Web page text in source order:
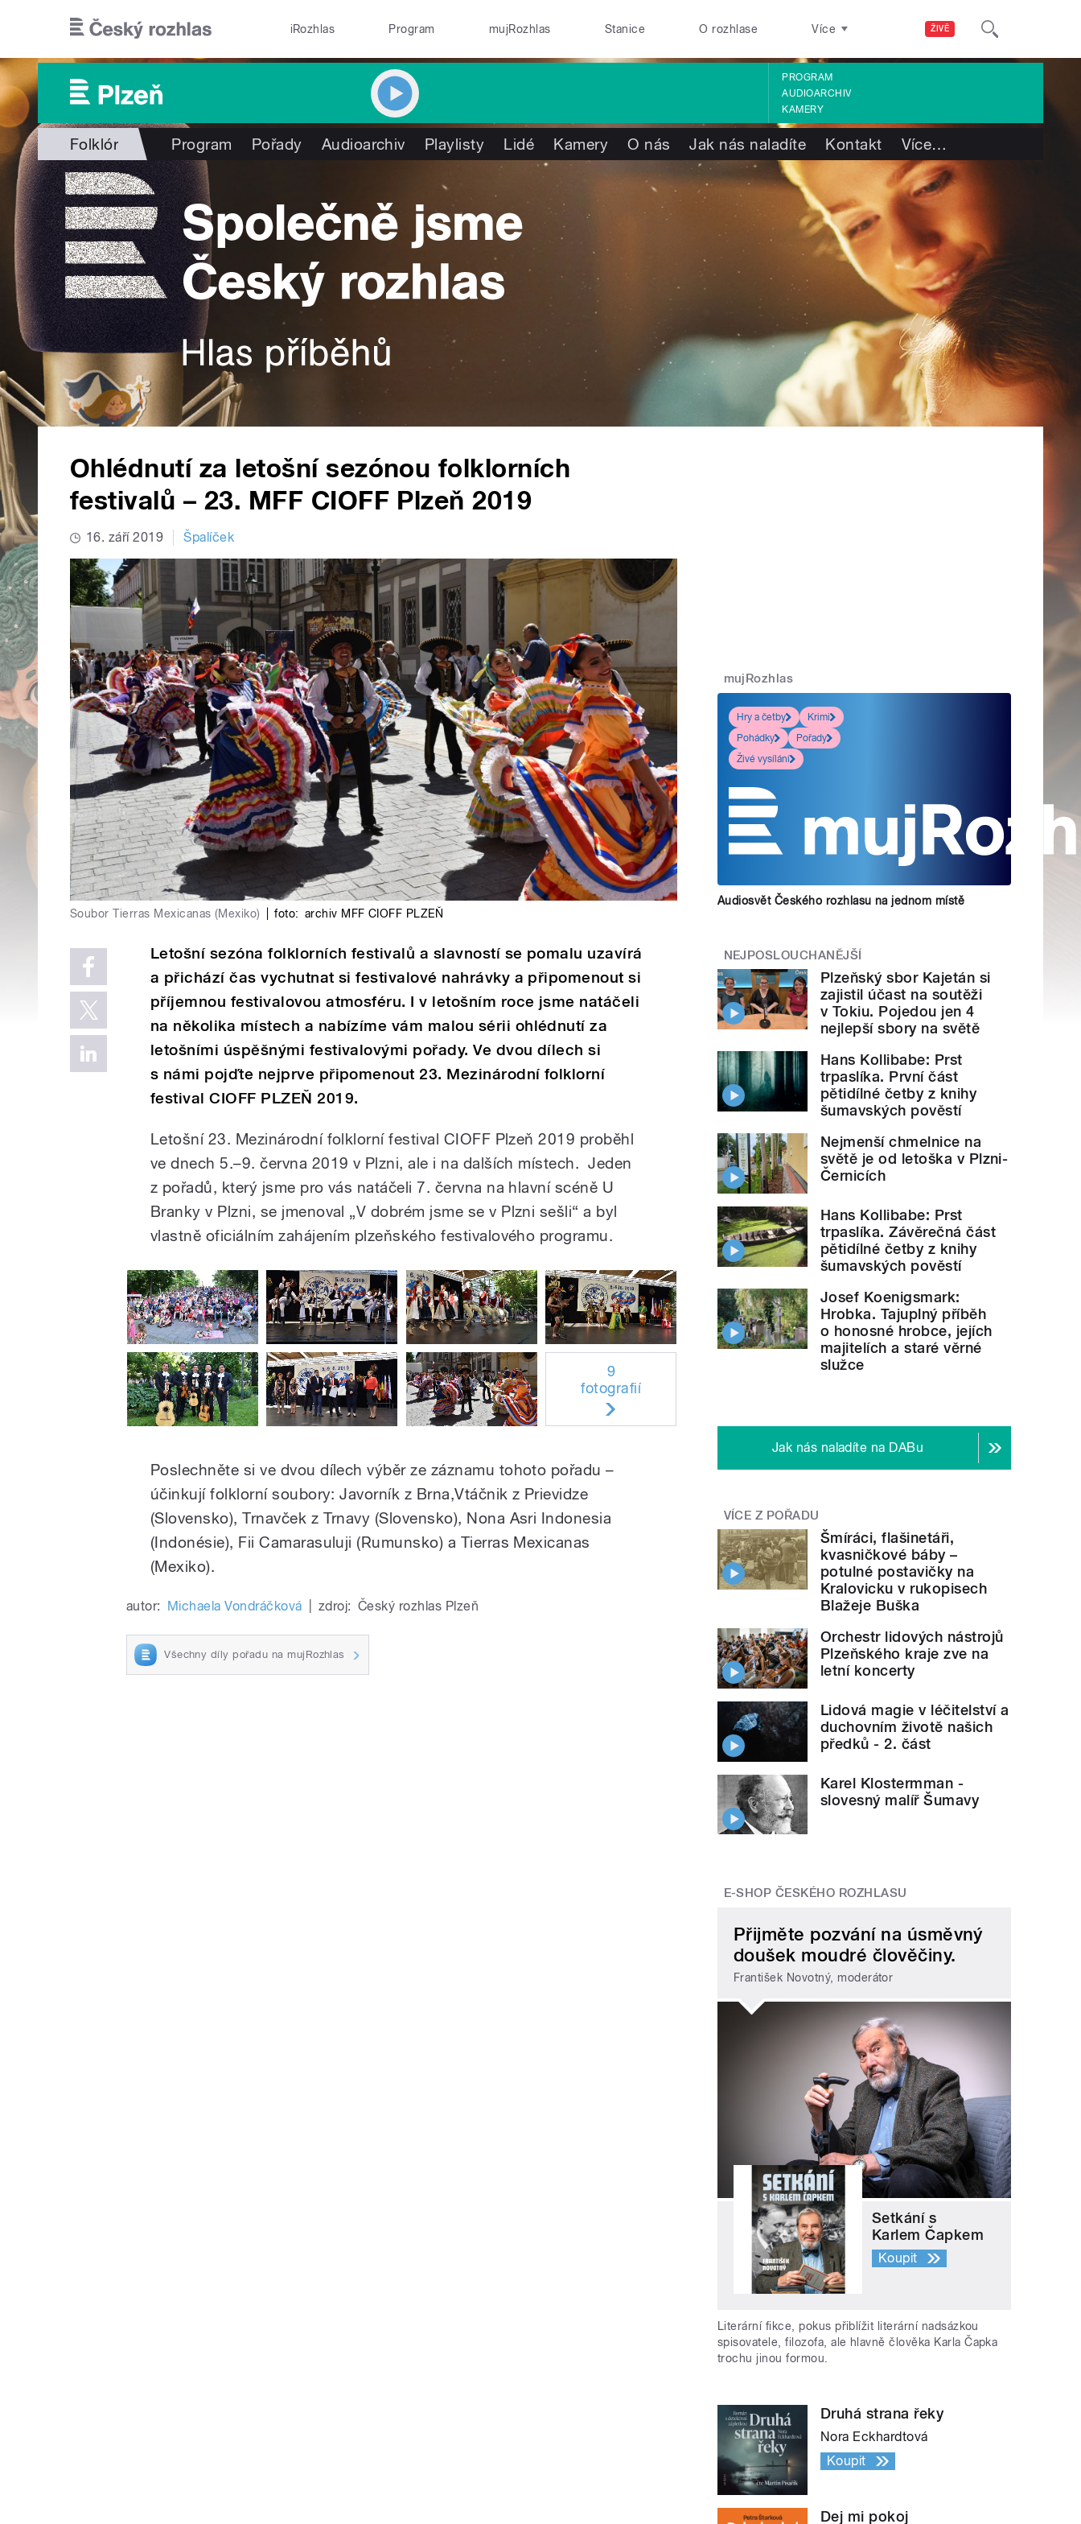
ŽIVĚ
iRozhlas Program mujRozhlas Stanice O rozhlase Více
PROGRAM
AUDIOARCHIV
KAMERY
Folklór Program Pořady Audioarchiv Playlisty Lidé Kamery O nás Jak nás naladíte Kontakt Více…
Ohlédnutí za letošní sezónou folklorních
festivalů – 23. MFF CIOFF Plzeň 2019
16. září 2019 Špalíček
Soubor Tierras Mexicanas (Mexiko) foto: archiv MFF CIOFF PLZEŇ
Letošní sezóna folklorních festivalů a slavností se pomalu uzavírá
a přichází čas vychutnat si festivalové nahrávky a připomenout si
příjemnou festivalovou atmosféru. I v letošním roce jsme natáčeli
na několika místech a nabízíme vám malou sérii ohlédnutí za
letošními úspěšnými festivalovými pořady. Ve dvou dílech si
s námi pojďte nejprve připomenout 23. Mezinárodní folklorní
festival CIOFF PLZEŇ 2019.
Letošní 23. Mezinárodní folklorní festival CIOFF Plzeň 2019 proběhl
ve dnech 5.–9. června 2019 v Plzni, ale i na dalších místech. Jeden
z pořadů, který jsme pro vás natáčeli 7. června na hlavní scéně U
Branky v Plzni, se jmenoval „V dobrém jsme se v Plzni sešli“ a byl
vlastně oficiálním zahájením plzeňského festivalového programu.
9
fotografií
Poslechněte si ve dvou dílech výběr ze záznamu tohoto pořadu –
účinkují folklorní soubory: Javorník z Brna,Vtáčnik z Prievidze
(Slovensko), Trnavček z Trnavy (Slovensko), Nona Asri Indonesia
(Indonésie), Fii Camarasuluji (Rumunsko) a Tierras Mexicanas
(Mexiko).
autor: Michaela Vondráčková zdroj: Český rozhlas Plzeň
Všechny díly pořadu na mujRozhlas
mujRozhlas
Hry a četby
Krimi
Pohádky
Pořady
Živé vysílání
Audiosvět Českého rozhlasu na jednom místě
NEJPOSLOUCHANĚJŠÍ
Plzeňský sbor Kajetán si
zajistil účast na soutěži
v Tokiu. Pojedou jen 4
nejlepší sbory na světě
Hans Kollibabe: Prst
trpaslíka. První část
pětidílné četby z knihy
šumavských pověstí
Nejmenší chmelnice na
světě je od letoška v Plzni-
Černicích
Hans Kollibabe: Prst
trpaslíka. Závěrečná část
pětidílné četby z knihy
šumavských pověstí
Josef Koenigsmark:
Hrobka. Tajuplný příběh
o honosné hrobce, jejích
majitelích a staré věrné
služce
Jak nás naladíte na DABu
VÍCE Z POŘADU
Šmíráci, flašinetáři,
kvasničkové báby –
potulné postavičky na
Kralovicku v rukopisech
Blažeje Buška
Orchestr lidových nástrojů
Plzeňského kraje zve na
letní koncerty
Lidová magie v léčitelství a
duchovním životě našich
předků - 2. část
Karel Klostermman -
slovesný malíř Šumavy
E-SHOP ČESKÉHO ROZHLASU
Přijměte pozvání na úsměvný
doušek moudré člověčiny.
František Novotný, moderátor
Setkání s
Karlem Čapkem
Koupit
Literární fikce, pokus přiblížit literární nadsázkou
spisovatele, filozofa, ale hlavně člověka Karla Čapka
trochu jinou formou.
Druhá strana řeky
Nora Eckhardtová
Koupit
Dej mi pokoj